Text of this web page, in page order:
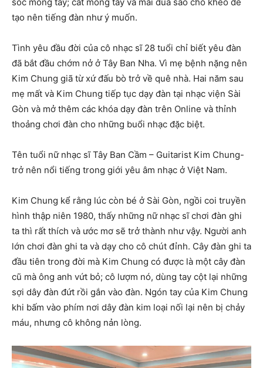
tạo nên tiếng đàn như ý muốn.
Tình yêu đầu đời của cô nhạc sĩ 28 tuổi chỉ biết yêu đàn
đã bắt đầu chớm nở ở Tây Ban Nha. Vì mẹ bệnh nặng nên
Kim Chung giã từ xứ đấu bò trở về quê nhà. Hai năm sau
mẹ mất và Kim Chung tiếp tục dạy đàn tại nhạc viện Sài
Gòn và mở thêm các khóa dạy đàn trên Online và thỉnh
thoảng chơi đàn cho những buổi nhạc đặc biệt.
Tên tuổi nữ nhạc sĩ Tây Ban Cầm – Guitarist Kim Chung-
trở nên nổi tiếng trong giới yêu âm nhạc ở Việt Nam.
Kim Chung kể rằng lúc còn bé ở Sài Gòn, ngồi coi truyền
hình thập niên 1980, thấy những nữ nhạc sĩ chơi đàn ghi
ta thì rất thích và ước mơ sẽ trở thành như vậy. Người anh
lớn chơi đàn ghi ta và dạy cho cô chút đỉnh. Cây đàn ghi ta
đầu tiên trong đời mà Kim Chung có được là một cây đàn
cũ mà ông anh vứt bỏ; cô lượm nó, dùng tay cột lại những
sợi dây đàn đứt rồi gắn vào đàn. Ngón tay của Kim Chung
khi bấm vào phím nơi dây đàn kim loại nối lại nên bị chảy
máu, nhưng cô không nản lòng.